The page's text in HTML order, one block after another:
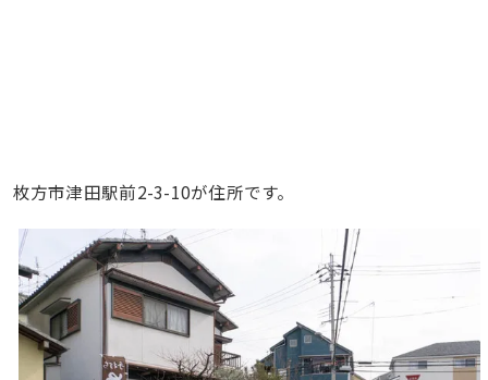
枚方市津田駅前2-3-10が住所です。